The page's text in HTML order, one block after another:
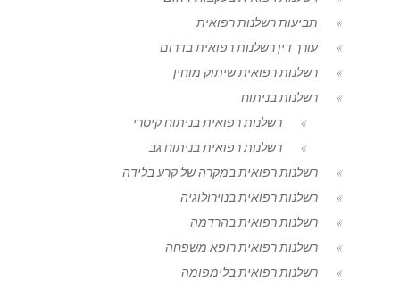
תביעות רשלנות רפואית
עורך דין רשלנות רפואית בדרום
רשלנות רפואית שיתוק מוחין
רשלנות בניתוח
רשלנות רפואית בניתוח קיסרי
רשלנות רפואית בניתוח גב
רשלנות רפואית במקרה של קרע בלידה
רשלנות רפואית בנוירולוגיה
רשלנות רפואית בהרדמה
רשלנות רפואית רופא משפחה
רשלנות רפואית בלימפומה